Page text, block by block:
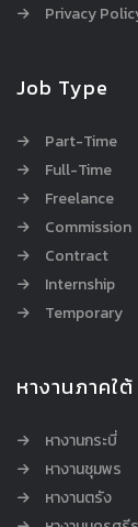
Privacy
Job Type
Part-Time
Full-Time
Freelance
Commission
Contract
Internship
Temporary
หางานภาคใต้
หางานกระบี่
หางานชุมพร
หางานตรัง